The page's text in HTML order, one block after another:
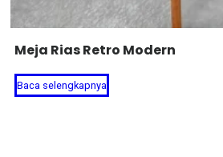
Meja Rias Retro Modern
Baca selengkapnya